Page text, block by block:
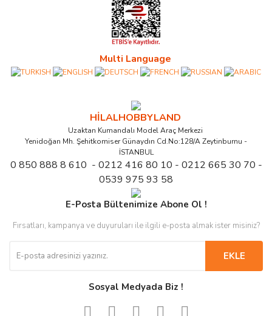
Multi Language
HİLALHOBBYLAND
Uzaktan Kumandalı Model Araç Merkezi
Yenidoğan Mh. Şehitkomiser Günaydın Cd.No:128/A Zeytinburnu -
İSTANBUL
0 850 888 8 610 - 0212 416 80 10 - 0212 665 30 70 -
0539 975 93 58
E-Posta Bültenimize Abone Ol !
Fırsatları, kampanya ve duyuruları ile ilgili e-posta almak ister misiniz?
EKLE
Sosyal Medyada Biz !